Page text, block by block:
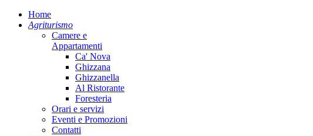
Home
Agriturismo
Camere e
Appartamenti
Ca' Nova
Ghizzana
Ghizzanella
Al Ristorante
Foresteria
Orari e servizi
Eventi e Promozioni
Contatti